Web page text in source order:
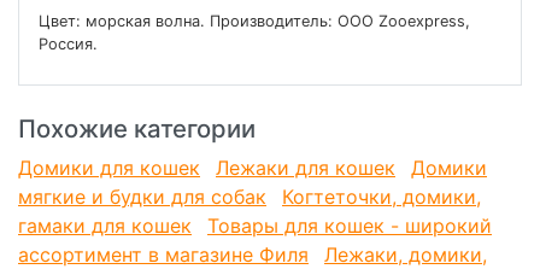
Цвет: морская волна. Производитель: ООО Zooexpress,
Россия.
Похожие категории
Домики для кошек Лежаки для кошек
Домики
мягкие и будки для собак
Когтеточки, домики,
гамаки для кошек
Товары для кошек - широкий
ассортимент в магазине Филя
Лежаки, домики,